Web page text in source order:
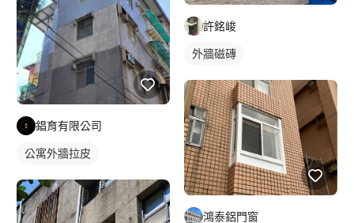
錩育有限公司
公寓外牆拉皮
許銘峻
外牆磁磚
鴻泰鋁門窗